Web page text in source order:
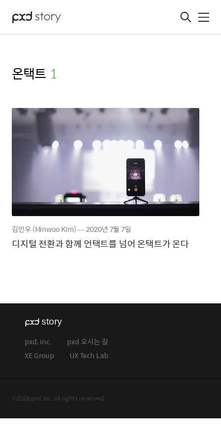
메뉴
온택트 (1)
디지털 전환과 함께 언택트를 넘어 온택트가 온다
김민우 (Minwoo Kim)―2020년 7월 7일
pxd, inc.
pxd 오시는 길
XE Group
UX Tech Lab.
©2026 pxd, inc. all rights reserved.